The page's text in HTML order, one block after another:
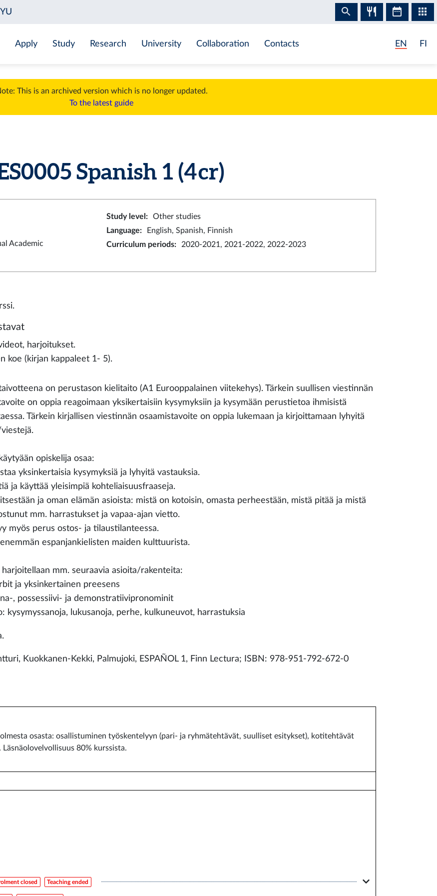
Apply Study Research University Collaboration Contacts EN FI
This is an archived version which is no longer updated.
To the latest guide
Spanish 1 (4 cr)
Study level :
Other studies
Language:
English, Spanish, Finnish
Academic
Curriculum periods: 2020-2021, 2021-2022, 2022-2023
harjoitukset.
koe (kirjan kappaleet 1- 5).
on perustason kielitaito (A1 Eurooppalainen viitekehys). Tärkein suullisen viestinnän
on oppia reagoimaan yksikertaisiin kysymyksiin ja kysymään perustietoa ihmisistä
Tärkein kirjallisen viestinnän osaamistavoite on oppia lukemaan ja kirjoittamaan lyhyitä
opiskelija osaa:
yksinkertaisia kysymyksiä ja lyhyitä vastauksia.
ja käyttää yleisimpiä kohteliaisuusfraaseja.
ja oman elämän asioista: mistä on kotoisin, omasta perheestään, mistä pitää ja mistä
mm. harrastukset ja vapaa-ajan vietto.
myös perus ostos- ja tilaustilanteessa.
espanjankielisten maiden kulttuurista.
harjoitellaan mm. seuraavia asioita/rakenteita:
ja yksinkertainen preesens
, possessiivi- ja demonstratiivipronominit
kysymyssanoja, lukusanoja, perhe, kulkuneuvot, harrastuksia
Kuokkanen-Kekki, Palmujoki, ESPAÑOL 1, Finn Lectura; ISBN: 978-951-792-672-0
osasta: osallistuminen työskentelyyn (pari- ja ryhmätehtävät, suulliset esitykset), kotitehtävät
80% kurssista.
closed Teaching ended